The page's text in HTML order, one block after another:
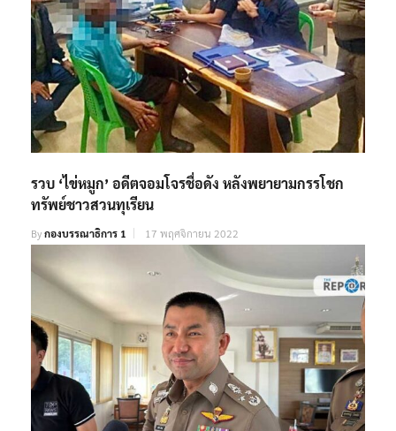
รวบ ‘ไข่หมูก’ อดีตจอมโจรชื่อดัง หลังพยายามกรรโชก
ทรัพย์ชาวสวนทุเรียน
Byกองบรรณาธิการ 1 17 พฤศจิกายน 2022